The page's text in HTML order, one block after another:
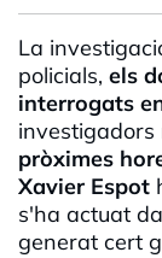
La
policials, els
interrogats
investigadors
pròximes
Xavier Espot
s'ha actuat
generat cert